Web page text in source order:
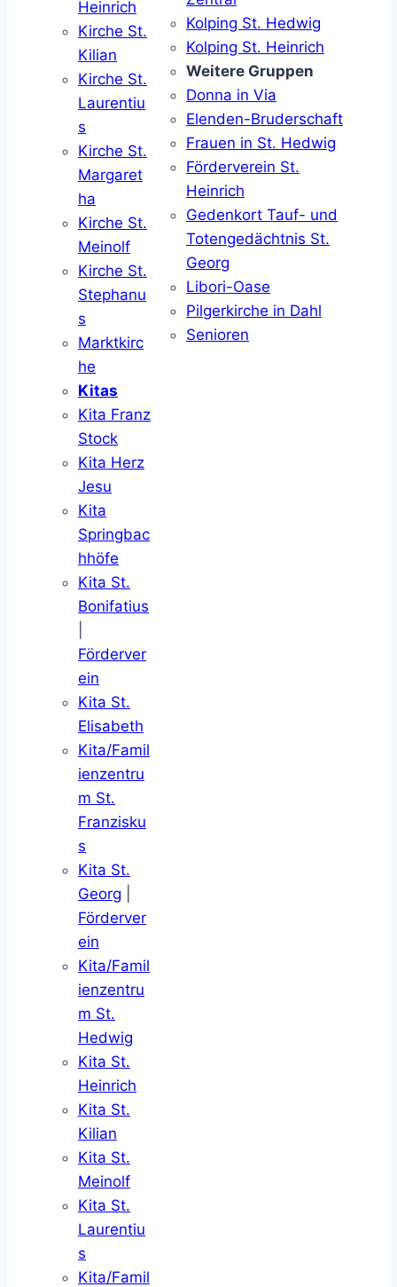
Heinrich
Kirche St.
Kilian
Kirche St.
Laurentiu
s
Kirche St.
Margaret
ha
Kirche St.
Meinolf
Kirche St.
Stephanu
s
Marktkirc
he
Kitas
Kita Franz
Stock
Kita Herz
Jesu
Kita
Springbac
hhöfe
Kita St.
Bonifatius
Förderver
ein
Kita St.
Elisabeth
Kita/Famil
ienzentru
m St.
Franzisku
s
Kita St.
Georg
Förderver
ein
Kita/Famil
ienzentru
m St.
Hedwig
Kita St.
Heinrich
Kita St.
Kilian
Kita St.
Meinolf
Kita St.
Laurentiu
s
Kita/Famil
Kolping St. Hedwig
Kolping St. Heinrich
Weitere Gruppen
Donna in Via
Elenden-Bruderschaft
Frauen in St. Hedwig
Förderverein St.
Heinrich
Gedenkort Tauf- und
Totengedächtnis St.
Georg
Libori-Oase
Pilgerkirche in Dahl
Senioren